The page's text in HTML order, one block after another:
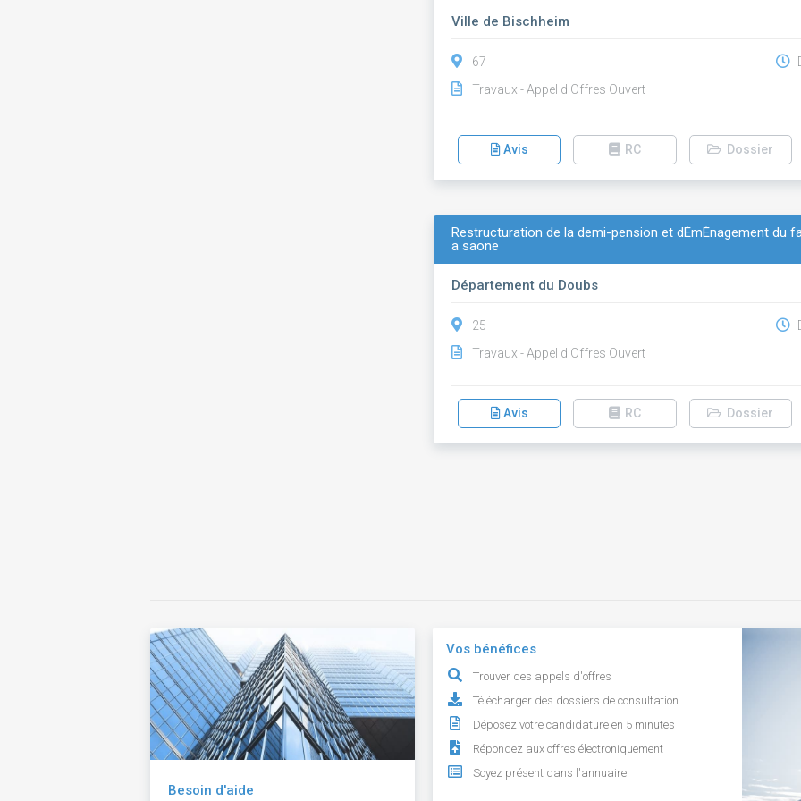
Ville de Bischheim
67
Travaux - Appel d'Offres Ouvert
Avis RC Dossier
Restructuration de la demi-pension et dÉmÉnagement du
a saone
Département du Doubs
25
Travaux - Appel d'Offres Ouvert
Avis RC Dossier
Besoin d'aide
Vos bénéfices
Trouver des appels d'offres
Télécharger des dossiers de consultation
Déposez votre candidature en 5 minutes
Répondez aux offres électroniquement
Soyez présent dans l'annuaire